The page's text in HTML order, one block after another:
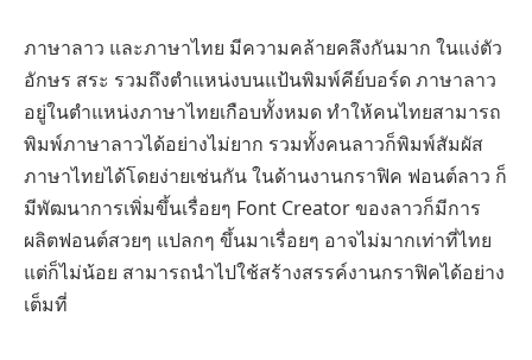
ภาษาลาว และภาษาไทย มีความคล้ายคลึงกันมาก ในแง่ตัว
อักษร สระ รวมถึงตำแหน่งบนแป้นพิมพ์คีย์บอร์ด ภาษาลาว
อยู่ในตำแหน่งภาษาไทยเกือบทั้งหมด ทำให้คนไทยสามารถ
พิมพ์ภาษาลาวได้อย่างไม่ยาก รวมทั้งคนลาวก็พิมพ์สัมผัส
ภาษาไทยได้โดยง่ายเช่นกัน ในด้านงานกราฟิค ฟอนต์ลาว ก็
มีพัฒนาการเพิ่มขึ้นเรื่อยๆ Font Creator ของลาวก็มีการ
ผลิตฟอนต์สวยๆ แปลกๆ ขึ้นมาเรื่อยๆ อาจไม่มากเท่าที่ไทย
แต่ก็ไม่น้อย สามารถนำไปใช้สร้างสรรค์งานกราฟิคได้อย่าง
เต็มที่